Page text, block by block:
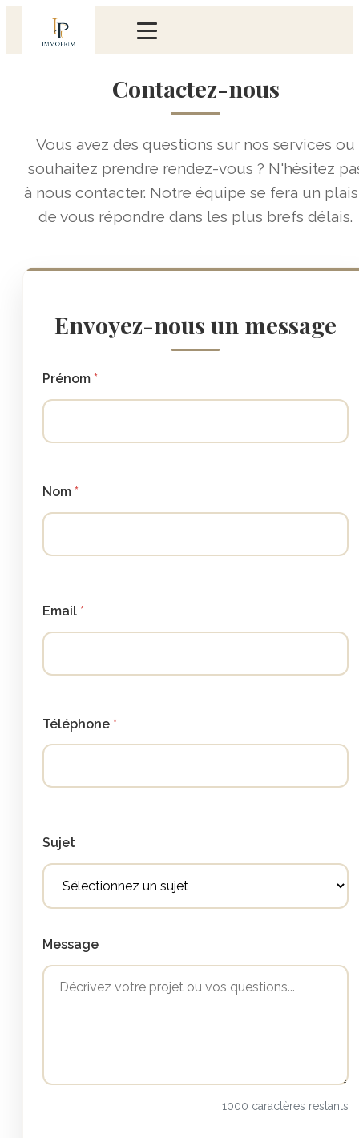
Contactez-nous
Vous avez des questions sur nos services ou
souhaitez prendre rendez-vous ? N'hésitez
à nous contacter. Notre équipe se fera un
de vous répondre dans les plus brefs délais.
Envoyez-nous un message
Prénom
Nom
Email
Téléphone
Sujet
Message
1000 caractères restants